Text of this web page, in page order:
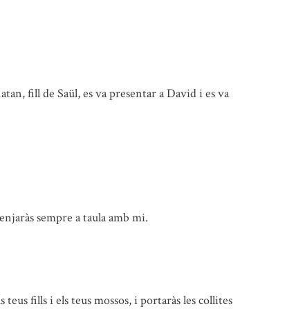
fill de Saül, es va presentar a David i es va
sempre a taula amb mi.
teus fills i els teus mossos, i portaràs les collites